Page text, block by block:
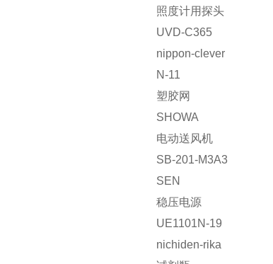
照度计用探头
UVD-C365
nippon-clever
N-11
塑胶网
SHOWA
电动送风机
SB-201-M3A3
SEN
稳压电源
UE1101N-19
nichiden-rika